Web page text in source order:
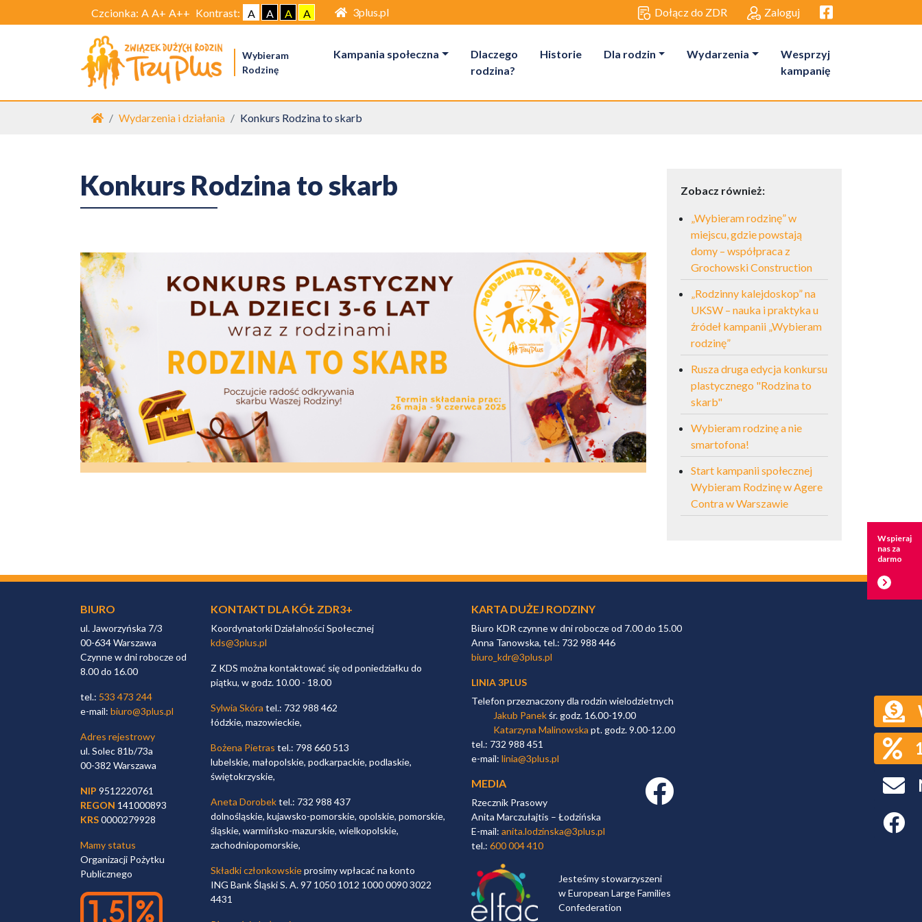
Czcionka: A A+ A++ Kontrast: A A A A 3plus.pl Dołącz do ZDR Zaloguj Facebook link
Wybieram
Rodzinę
Kampania społeczna
Dlaczego
rodzina?
Historie Dla rodzin Wydarzenia
Wesprzyj
kampanię
Strona główna
Wydarzenia i działania Konkurs Rodzina to skarb
Konkurs Rodzina to skarb Zobacz również:
„Wybieram rodzinę” w
miejscu, gdzie powstają
domy – współpraca z
Grochowski Construction
„Rodzinny kalejdoskop” na
UKSW – nauka i praktyka u
źródeł kampanii „Wybieram
rodzinę”
Rusza druga edycja konkursu
plastycznego "Rodzina to
skarb"
Wybieram rodzinę a nie
smartofona!
Start kampanii społecznej
Wybieram Rodzinę w Agere
Contra w Warszawie
BIURO
ul. Jaworzyńska 7/3
00-634 Warszawa
Czynne w dni robocze od
8.00 do 16.00
tel.: 533 473 244
e-mail: biuro@3plus.pl
Adres rejestrowy
ul. Solec 81b/73a
00-382 Warszawa
NIP 9512220761
REGON 141000893
KRS0000279928
Mamy status
Organizacji Pożytku
Publicznego
KONTAKT DLA KÓŁ ZDR3+
Koordynatorki Działalności Społecznej
kds@3plus.pl
Z KDS można kontaktować się od poniedziałku do
piątku, w godz. 10.00 - 18.00
Sylwia Skóra tel.: 732 988 462
łódzkie, mazowieckie,
Bożena Pietras tel.: 798 660 513
lubelskie, małopolskie, podkarpackie, podlaskie,
świętokrzyskie,
Aneta Dorobektel.: 732 988 437
dolnośląskie, kujawsko-pomorskie, opolskie, pomorskie,
śląskie, warmińsko-mazurskie, wielkopolskie,
zachodniopomorskie,
Składki członkowskieprosimy wpłacać na konto
ING Bank Śląski S. A. 97 1050 1012 1000 0090 3022
4431
KARTA DUŻEJ RODZINY
Biuro KDR czynne w dni robocze od 7.00 do 15.00
Anna Tanowska, tel.: 732 988 446
biuro_kdr@3plus.pl
LINIA 3PLUS
Telefon przeznaczony dla rodzin wielodzietnych
Jakub Panekśr. godz. 16.00-19.00
Katarzyna Malinowska pt. godz. 9.00-12.00
tel.: 732 988 451
e-mail: linia@3plus.pl
MEDIA
Rzecznik Prasowy
Anita Marczułajtis – Łodzińska
E-mail: anita.lodzinska@3plus.pl
tel.: 600 004 410
Facebook link
Jesteśmy stowarzyszeni
w European Large Families
Confederation
Wspieraj
nas za
darmo